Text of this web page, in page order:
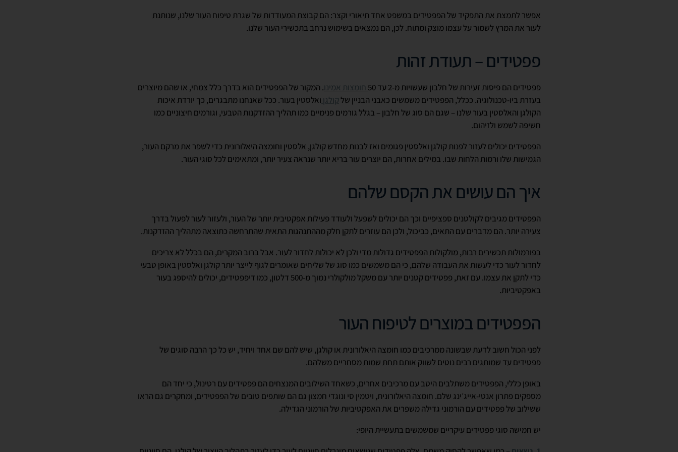
אפשר לתמצת את התפקיד של הפפטידים במשפט אחד תיאורי וקצר: הם קבוצת המעודדות של שגרת טיפוח העור שלנו, שנותנת
לעור את המרץ לשמור על עצמו מוצק ומתוח. לכן, הם נמצאים בשימוש נרחב בתכשירי העור שלנו.
פפטידים – תעודת זהות
פפטידים הם פיסות זעירות של חלבון שעשויות מ-2 עד 50 חומצות אמינו. המקור של הפפטידים הוא בדרך כלל צמחי, או שהם מיוצרים
בעזרת ביו-טכנולוגיה. ככלל, הפפטידים משמשים כאבני הבניין שלקולגן ואלסטין בעור. ככל שאנחנו מתבגרים, כך יורדת איכות
הקולגן והאלסטין בעור שלנו – שגם הם סוג של חלבון – בגלל גורמים פנימיים כמו תהליך ההזדקנות הטבעי, וגורמים חיצוניים כמו
חשיפה לשמש ולזיהום.
הפפטידים יכולים לעזור לפנות קולגן ואלסטין פגומים ואז לבנות מחדש קולגן, אלסטין וחומצה היאלורונית כדי לשפר את מרקם העור,
הגמישות שלו ורמות הלחות שבו. במילים אחרות, הם יוצרים עור בריא יותר שנראה צעיר יותר, ומתאימים לכל סוגי העור.
איך הם עושים את הקסם שלהם
הפפטידים מגיבים לקולטנים ספציפיים וכך הם יכולים לשפעל ולעודד פעילות אפקטיבית יותר של העור, ולעזור לעור לפעול בדרך
צעירה יותר. הם מדברים עם התאים, כביכול, ולכן הם עוזרים לתקן חלק מההתנהגות התאית שהתרחשה כתוצאה מתהליך ההזדקנות.
בפורמולות תכשירים רבות, מולקולות הפפטידים גדולות מדי ולכן לא יכולות לחדור לעור. אבל ברוב המקרים, הם בכלל לא צריכים
לחדור לעור כדי לעשות את העבודה שלהם, כי הם משמשים כמו סוג של שליחים שאומרים לגוף לייצר יותר קולגן ואלסטין באופן טבעי
כדי לתקן את עצמו. עם זאת, פפטידים קטנים יותר עם משקל מולקולרי נמוך מ-500 דלטון, כמו דיפפטידים, יכולים להיספג בעור
באפקטיביות.
הפפטידים במוצרים לטיפוח העור
לפני הכול חשוב לדעת שבשונה ממרכיבים כמו חומצה היאלורונית או קולגן, שיש להם שם אחד ויחיד, יש כל כך הרבה סוגים של
פפטידים עד שמותגים רבים נוטים לשווק אותם תחת שמות מסחריים משלהם.
באופן כללי, הפפטידים משתלבים היטב עם מרכיבים אחרים, כשאחד השילובים המנצחים הם פפטידים עם רטינול, כי יחד הם
מספקים פתרון אנטי-אייג׳ינג שלם. חומצה היאלורונית, ויטמין סי ונוגדי חמצון גם הם שותפים טובים של הפפטידים, ומחקרים גם הראו
ששילוב של פפטידים עם הורמוני גדילה משפרים את האפקטיביות של הורמוני הגדילה.
יש חמישה סוגי פפטידים עיקריים שמשמשים בתעשיית היופי: